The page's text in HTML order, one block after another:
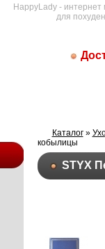
HappyLady - интернет
для
Каталог»
кобылицы
STYX